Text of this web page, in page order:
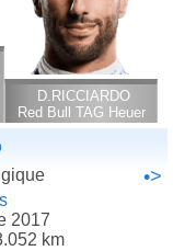
D.RICCIARDO
Red Bull TAG Heuer
•>
2017
km